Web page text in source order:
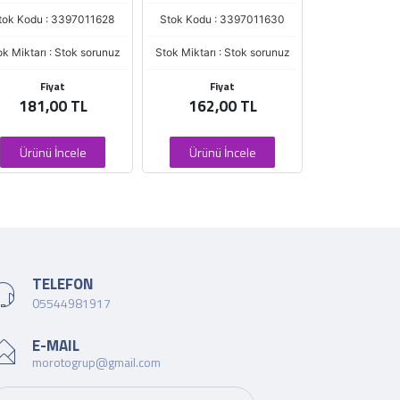
Kodu : 3397011630
Miktarı : Stok sorunuz
Fiyat
162,00 TL
Ürünü İncele
Stok Kodu : 3397007538
Stok Miktarı : Stok sorunuz
Fiyat
1.105,00 TL
Ürünü İncele
TELEFON
05544981917
E-MAIL
morotogrup@gmail.com